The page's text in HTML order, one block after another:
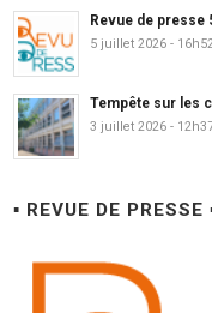
Revue de presse
5 juillet 2026 -
Tempête sur les
3 juillet 2026 -
▪ REVUE DE PRESSE